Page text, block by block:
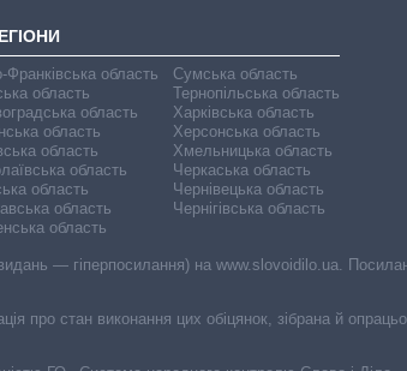
Франківська область
область
область
область
область
область
область
область
область
Сумська область
Тернопільська область
Харківська область
Херсонська область
Хмельницька область
Черкаська область
Чернівецька область
Чернігівська область
— гіперпосилання) на www.slovoidilo.ua.
про стан виконання цих обіцянок, зібрана й